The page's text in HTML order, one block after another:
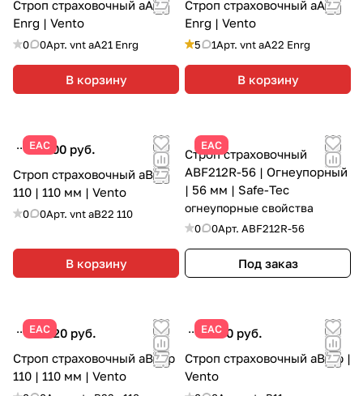
Строп страховочный аА21
Enrg | Vento
0 0Арт. vnt aA21 Enrg
В корзину
Строп страховочный аА22
Enrg | Vento
5 1Арт. vnt aA22 Enrg
В корзину
ЕАС
17 000 руб.
Строп страховочный аВ22
110 | 110 мм | Vento
0 0Арт. vnt aB22 110
В корзину
ЕАС
Строп страховочный
ABF212R-56 | Огнеупорный
| 56 мм | Safe-Tec
огнеупорные свойства
0 0Арт. ABF212R-56
Под заказ
ЕАС
18 520 руб.
Строп страховочный аВ22р
110 | 110 мм | Vento
ЕАС
2 990 руб.
Строп страховочный аВ11р |
Vento